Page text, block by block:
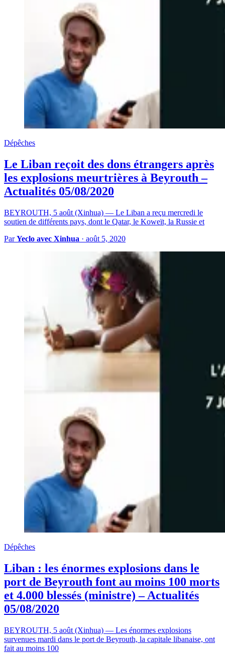
Dépêches
Le Liban reçoit des dons étrangers après
les explosions meurtrières à Beyrouth –
Actualités 05/08/2020
BEYROUTH, 5 août (Xinhua) — Le Liban a reçu mercredi le
soutien de différents pays, dont le Qatar, le Koweït, la Russie et
ParYeclo avec Xinhua · août 5, 2020
Dépêches
Liban : les énormes explosions dans le
port de Beyrouth font au moins 100 morts
et 4.000 blessés (ministre) – Actualités
05/08/2020
BEYROUTH, 5 août (Xinhua) — Les énormes explosions
survenues mardi dans le port de Beyrouth, la capitale libanaise, ont
fait au moins 100